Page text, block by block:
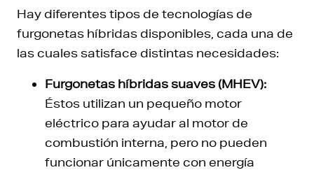
Hay diferentes tipos de tecnologías de
furgonetas híbridas disponibles, cada una de
las cuales satisface distintas necesidades:
Furgonetas híbridas suaves (MHEV):
Éstos utilizan un pequeño motor
eléctrico para ayudar al motor de
combustión interna, pero no pueden
funcionar únicamente con energía